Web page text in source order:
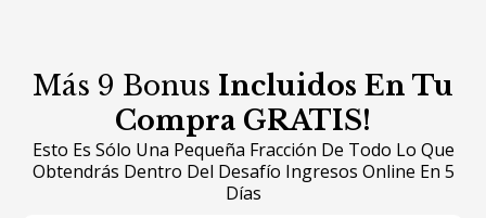
Más 9 Bonus Incluidos En Tu
Compra GRATIS!
Esto Es Sólo Una Pequeña Fracción De Todo Lo Que
Obtendrás Dentro Del Desafío Ingresos Online En 5
Días